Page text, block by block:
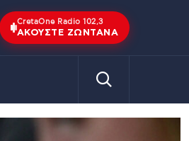
CretaOne Radio 102,3
ΑΚΟΎΣΤΕ ΖΩΝΤΑΝΆ